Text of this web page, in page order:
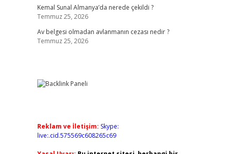
Kemal Sunal Almanya’da nerede çekildi ?
Temmuz 25, 2026
Av belgesi olmadan avlanmanın cezası nedir ?
Temmuz 25, 2026
Reklam ve İletişim: Skype:
live:.cid.575569c608265c69